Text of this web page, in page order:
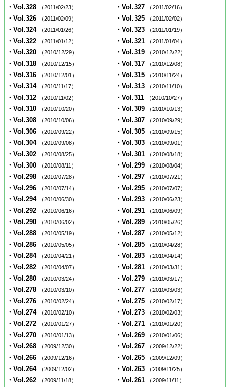
・Vol.328 （2011/02/23） ・Vol.327 （2011/02/16）
・Vol.326 （2011/02/09） ・Vol.325 （2011/02/02）
・Vol.324 （2011/01/26） ・Vol.323 （2011/01/19）
・Vol.322 （2011/01/12） ・Vol.321 （2011/01/04）
・Vol.320 （2010/12/29） ・Vol.319 （2010/12/22）
・Vol.318 （2010/12/15） ・Vol.317 （2010/12/08）
・Vol.316 （2010/12/01） ・Vol.315 （2010/11/24）
・Vol.314 （2010/11/17） ・Vol.313 （2010/11/10）
・Vol.312 （2010/11/02） ・Vol.311 （2010/10/27）
・Vol.310 （2010/10/20） ・Vol.309 （2010/10/13）
・Vol.308 （2010/10/06） ・Vol.307 （2010/09/29）
・Vol.306 （2010/09/22） ・Vol.305 （2010/09/15）
・Vol.304 （2010/09/08） ・Vol.303 （2010/09/01）
・Vol.302 （2010/08/25） ・Vol.301 （2010/08/18）
・Vol.300 （2010/08/11） ・Vol.299 （2010/08/04）
・Vol.298 （2010/07/28） ・Vol.297 （2010/07/21）
・Vol.296 （2010/07/14） ・Vol.295 （2010/07/07）
・Vol.294 （2010/06/30） ・Vol.293 （2010/06/23）
・Vol.292 （2010/06/16） ・Vol.291 （2010/06/09）
・Vol.290 （2010/06/02） ・Vol.289 （2010/05/26）
・Vol.288 （2010/05/19） ・Vol.287 （2010/05/12）
・Vol.286 （2010/05/05） ・Vol.285 （2010/04/28）
・Vol.284 （2010/04/21） ・Vol.283 （2010/04/14）
・Vol.282 （2010/04/07） ・Vol.281 （2010/03/31）
・Vol.280 （2010/03/24） ・Vol.279 （2010/03/17）
・Vol.278 （2010/03/10） ・Vol.277 （2010/03/03）
・Vol.276 （2010/02/24） ・Vol.275 （2010/02/17）
・Vol.274 （2010/02/10） ・Vol.273 （2010/02/03）
・Vol.272 （2010/01/27） ・Vol.271 （2010/01/20）
・Vol.270 （2010/01/13） ・Vol.269 （2010/01/06）
・Vol.268 （2009/12/30） ・Vol.267 （2009/12/22）
・Vol.266 （2009/12/16） ・Vol.265 （2009/12/09）
・Vol.264 （2009/12/02） ・Vol.263 （2009/11/25）
・Vol.262 （2009/11/18） ・Vol.261 （2009/11/11）